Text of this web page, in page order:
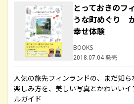
とっておきの
うな町めぐり
幸せ体験
BOOKS
2018.07.04 発売
人気の旅先フィンランドの、まだ知
楽しみ方を、美しい写真とかわいい
ルガイド